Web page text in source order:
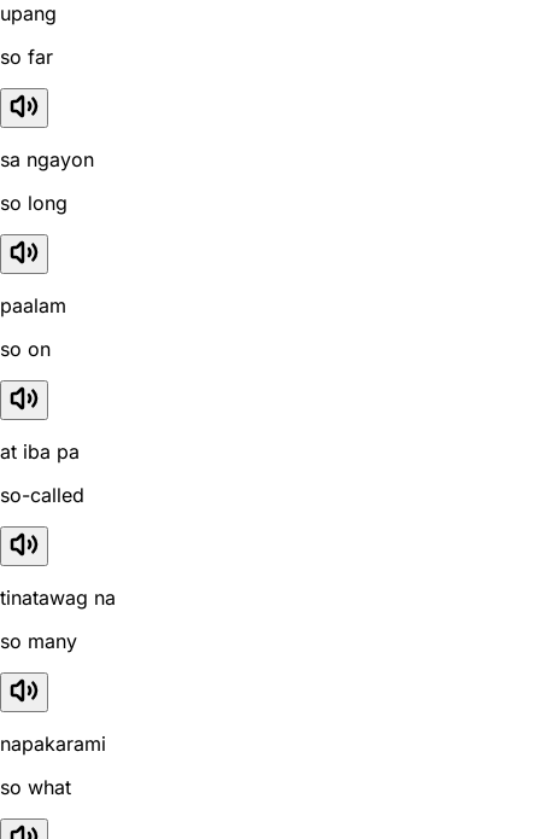
upang
so far
sa ngayon
so long
paalam
so on
at iba pa
so-called
tinatawag na
so many
napakarami
so what